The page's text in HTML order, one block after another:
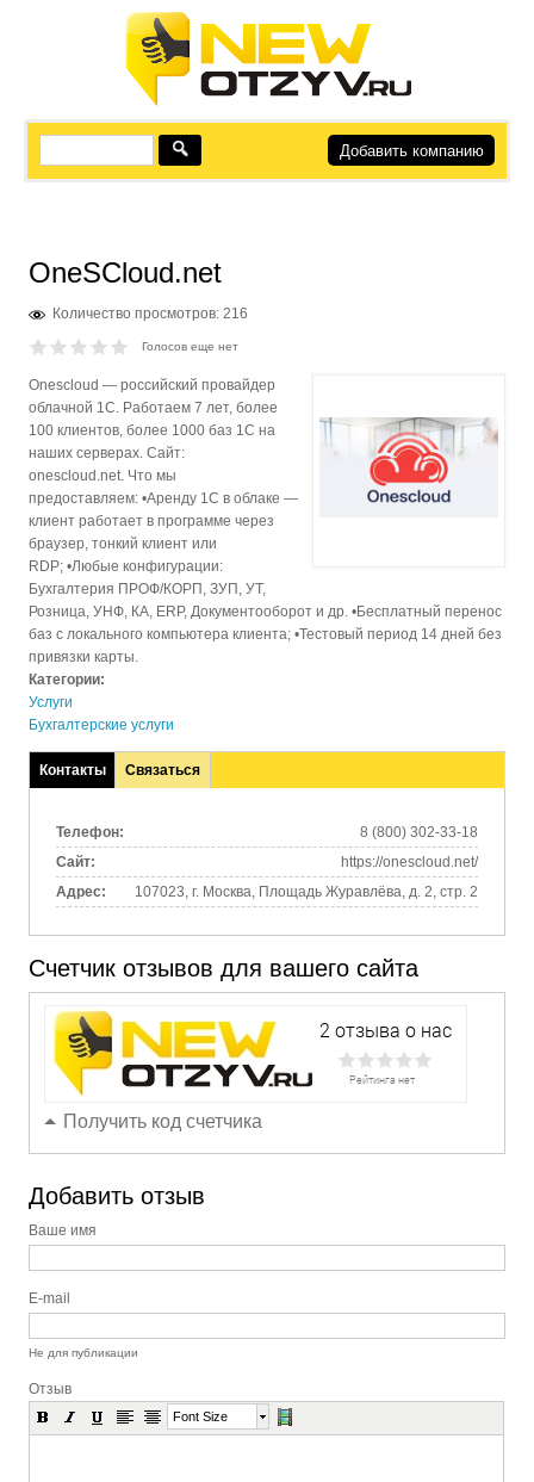
Добавить компанию
OneSCloud.net
Количество просмотров: 216
Голосов еще нет
Onescloud — российский провайдер
облачной 1С. Работаем 7 лет, более
100 клиентов, более 1000 баз 1С на
наших серверах. Сайт:
onescloud.net. Что мы
предоставляем: •Аренду 1С в облаке —
клиент работает в программе через
браузер, тонкий клиент или
RDP; •Любые конфигурации:
Бухгалтерия ПРОФ/КОРП, ЗУП, УТ,
Розница, УНФ, КА, ERP, Документооборот и др. •Бесплатный перенос
баз с локального компьютера клиента; •Тестовый период 14 дней без
привязки карты.
Категории:
Услуги
Бухгалтерские услуги
Контакты
(активная
Связаться
Телефон:
8 (800) 302-33-18
Сайт:
https://onescloud.net/
Адрес:
107023, г. Москва, Площадь Журавлёва, д. 2, стр. 2
Счетчик отзывов для вашего сайта
Получить код счетчика
Добавить отзыв
Ваше имя
E-mail
Не для публикации
Отзыв
Font Size